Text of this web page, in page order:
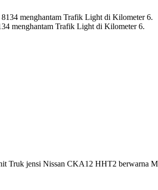
menghantam Trafik Light di Kilometer 6.
Truk jensi Nissan CKA12 HHT2 berwarna